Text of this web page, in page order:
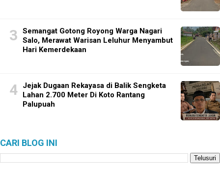
Semangat Gotong Royong Warga Nagari
Salo, Merawat Warisan Leluhur Menyambut
Hari Kemerdekaan
Jejak Dugaan Rekayasa di Balik Sengketa
Lahan 2.700 Meter Di Koto Rantang
Palupuah
CARI BLOG INI